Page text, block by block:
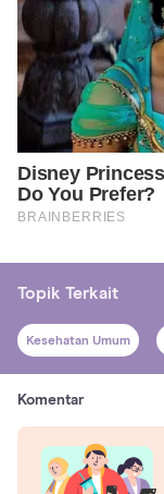
Topik Terkait
Kesehatan Umum
Komentar